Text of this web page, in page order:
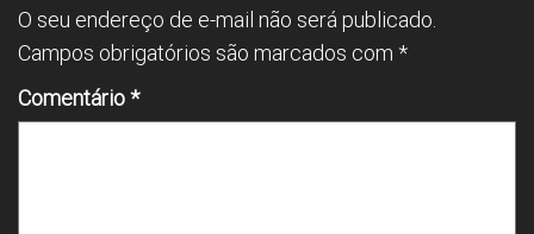
O seu endereço de e-mail não será publicado.
Campos obrigatórios são marcados com *
Comentário*